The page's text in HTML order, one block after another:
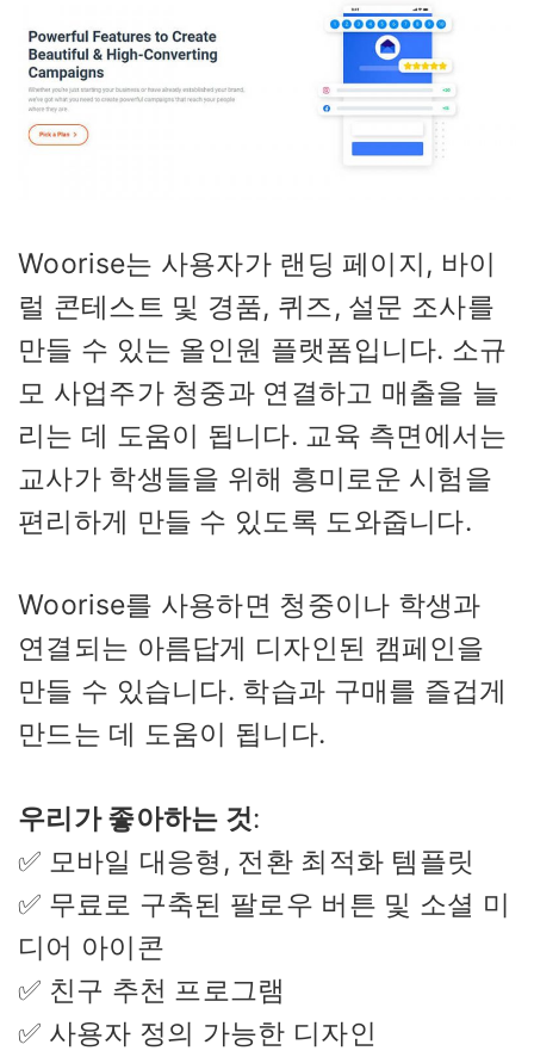
Woorise는 사용자가 랜딩 페이지, 바이
럴 콘테스트 및 경품, 퀴즈, 설문 조사를
만들 수 있는 올인원 플랫폼입니다. 소규
모 사업주가 청중과 연결하고 매출을 늘
리는 데 도움이 됩니다. 교육 측면에서는
교사가 학생들을 위해 흥미로운 시험을
편리하게 만들 수 있도록 도와줍니다.
Woorise를 사용하면 청중이나 학생과
연결되는 아름답게 디자인된 캠페인을
만들 수 있습니다. 학습과 구매를 즐겁게
만드는 데 도움이 됩니다.
우리가 좋아하는 것:
✅ 모바일 대응형, 전환 최적화 템플릿
✅ 무료로 구축된 팔로우 버튼 및 소셜 미
디어 아이콘
✅ 친구 추천 프로그램
✅ 사용자 정의 가능한 디자인